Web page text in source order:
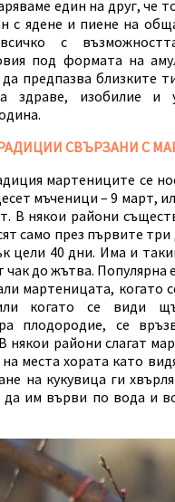
един на друг, че
с ядене и пиене на
с
под формата на
да предпазва близките
здраве, изобилие и
СВЪРЗАНИ С
мартениците се
мъченици – 9 март,
В някои райони
само през първите
цели 40 дни. Има и
чак до жътва. Популярна
мартеницата, когато
когато се види
плодородие, се
някои райони слагат
места хората като
на кукувица ги
им върви по вода и